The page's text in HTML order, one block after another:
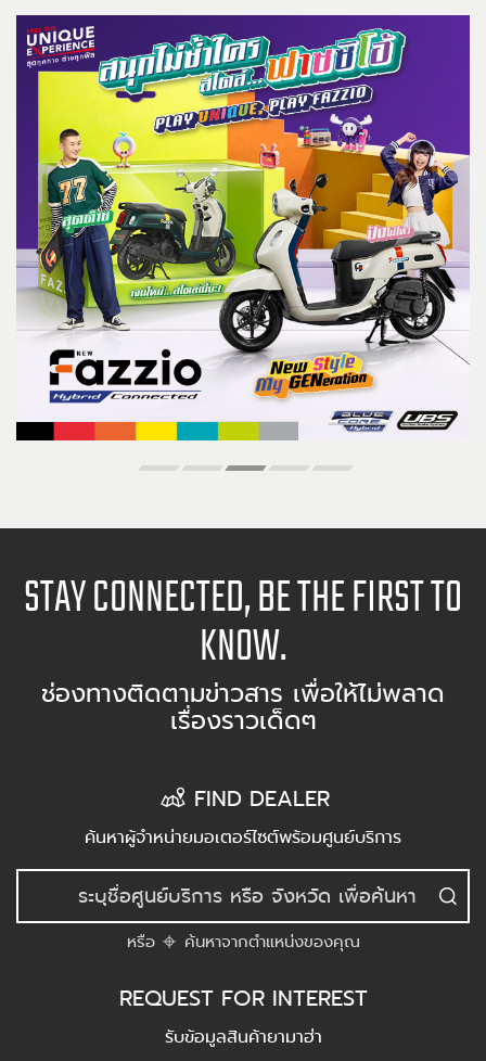
STAY CONNECTED, BE THE FIRST TO
KNOW.
ช่องทางติดตามข่าวสาร เพื่อให้ไม่พลาด
เรื่องราวเด็ดๆ
FIND DEALER
ค้นหาผู้จำหน่ายมอเตอร์ไซต์พร้อมศูนย์บริการ
หรือ ค้นหาจากตำแหน่งของคุณ
REQUEST FOR INTEREST
รับข้อมูลสินค้ายามาฮ่า